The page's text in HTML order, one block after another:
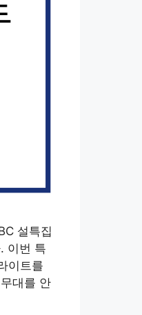
설특집
이번 특
이트를
대를 안